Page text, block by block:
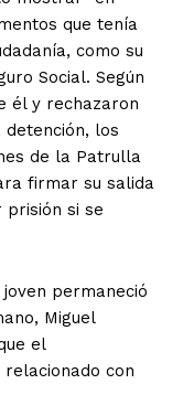
que tenía
como su
Social. Según
él y rechazaron
los
de la Patrulla
firmar su salida
si se
permaneció
Miguel
el
con